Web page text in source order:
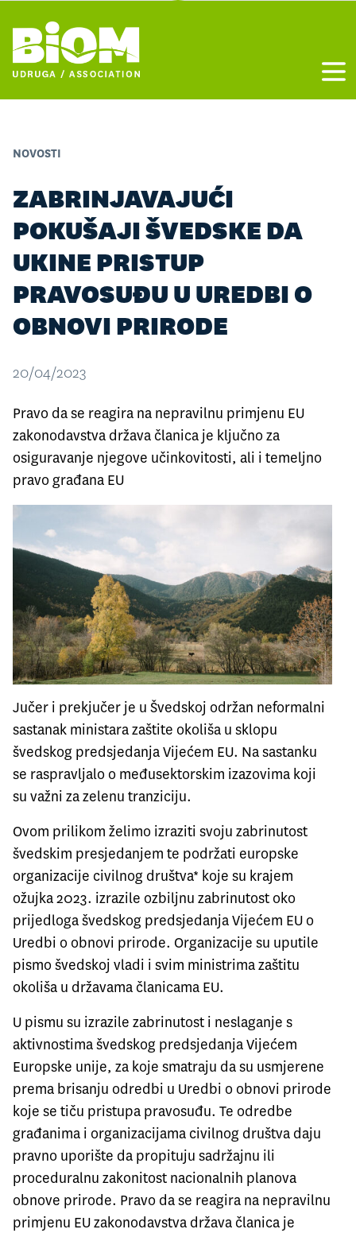
NOVOSTI
ZABRINJAVAJUĆI
POKUŠAJI ŠVEDSKE DA
UKINE PRISTUP
PRAVOSUĐU U UREDBI O
OBNOVI PRIRODE
20/04/2023
Pravo da se reagira na nepravilnu primjenu EU
zakonodavstva država članica je ključno za
osiguravanje njegove učinkovitosti, ali i temeljno
pravo građana EU
Jučer i prekjučer je u Švedskoj održan neformalni
sastanak ministara zaštite okoliša u sklopu
švedskog predsjedanja Vijećem EU. Na sastanku
se raspravljalo o međusektorskim izazovima koji
su važni za zelenu tranziciju.
Ovom prilikom želimo izraziti svoju zabrinutost
švedskim presjedanjem te podržati europske
organizacije civilnog društva* koje su krajem
ožujka 2023. izrazile ozbiljnu zabrinutost oko
prijedloga švedskog predsjedanja Vijećem EU o
Uredbi o obnovi prirode. Organizacije su uputile
pismo švedskoj vladi i svim ministrima zaštitu
okoliša u državama članicama EU.
U pismu su izrazile zabrinutost i neslaganje s
aktivnostima švedskog predsjedanja Vijećem
Europske unije, za koje smatraju da su usmjerene
prema brisanju odredbi u Uredbi o obnovi prirode
koje se tiču pristupa pravosuđu. Te odredbe
građanima i organizacijama civilnog društva daju
pravno uporište da propituju sadržajnu ili
proceduralnu zakonitost nacionalnih planova
obnove prirode. Pravo da se reagira na nepravilnu
primjenu EU zakonodavstva država članica je